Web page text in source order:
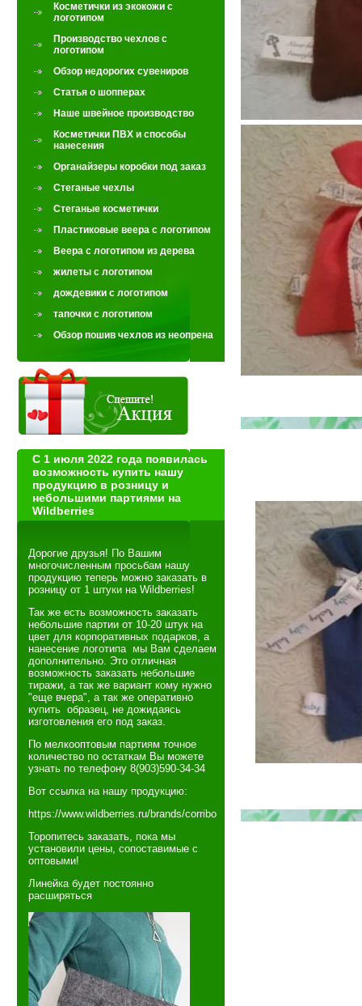
Косметички из экокожи с
логотипом
Производство чехлов с
логотипом
Обзор недорогих сувениров
Статья о шопперах
Наше швейное производство
Косметички ПВХ и способы
нанесения
Органайзеры коробки под заказ
Стеганые чехлы
Стеганые косметички
Пластиковые веера с логотипом
Веера с логотипом из дерева
жилеты с логотипом
дождевики с логотипом
тапочки с логотипом
Обзор пошив чехлов из неопрена
С 1 июля 2022 года появилась
возможность купить нашу
продукцию в розницу и
небольшими партиями на
Wildberries
Дорогие друзья! По Вашим
многочисленным просьбам нашу
продукцию теперь можно заказать в
розницу от 1 штуки на Wildberries!
Так же есть возможность заказать
небольшие партии от 10-20 штук на
цвет для корпоративных подарков, а
нанесение логотипа мы Вам сделаем
дополнительно. Это отличная
возможность заказать небольшие
тиражи, а так же вариант кому нужно
"еще вчера", а так же оперативно
купить образец, не дожидаясь
изготовления его под заказ.
По мелкооптовым партиям точное
количество по остаткам Вы можете
узнать по телефону 8(903)590-34-34
Вот ссылка на нашу продукцию:
https://www.wildberries.ru/brands/corribo
Торопитесь заказать, пока мы
установили цены, сопоставимые с
оптовыми!
Линейка будет постоянно
расширяться